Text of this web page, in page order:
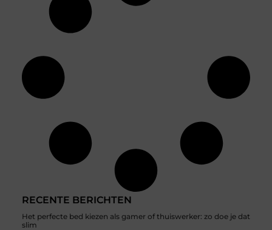
RECENTE BERICHTEN
Het perfecte bed kiezen als gamer of thuiswerker: zo doe je dat
slim